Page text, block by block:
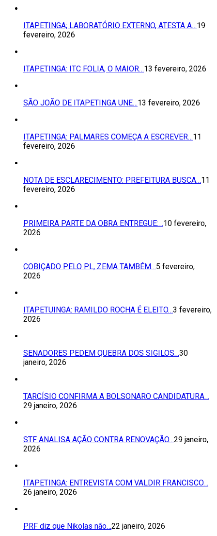
ITAPETINGA; LABORATÓRIO EXTERNO, ATESTA A…19
fevereiro, 2026
ITAPETINGA: ITC FOLIA, O MAIOR…13 fevereiro, 2026
SÃO JOÃO DE ITAPETINGA UNE…13 fevereiro, 2026
ITAPETINGA: PALMARES COMEÇA A ESCREVER…11
fevereiro, 2026
NOTA DE ESCLARECIMENTO: PREFEITURA BUSCA…11
fevereiro, 2026
PRIMEIRA PARTE DA OBRA ENTREGUE:…10 fevereiro,
2026
COBIÇADO PELO PL, ZEMA TAMBÉM…5 fevereiro,
2026
ITAPETUINGA: RAMILDO ROCHA É ELEITO…3 fevereiro,
2026
SENADORES PEDEM QUEBRA DOS SIGILOS…30
janeiro, 2026
TARCÍSIO CONFIRMA A BOLSONARO CANDIDATURA…
29 janeiro, 2026
STF ANALISA AÇÃO CONTRA RENOVAÇÃO…29 janeiro,
2026
ITAPETINGA: ENTREVISTA COM VALDIR FRANCISCO…
26 janeiro, 2026
PRF diz que Nikolas não…22 janeiro, 2026